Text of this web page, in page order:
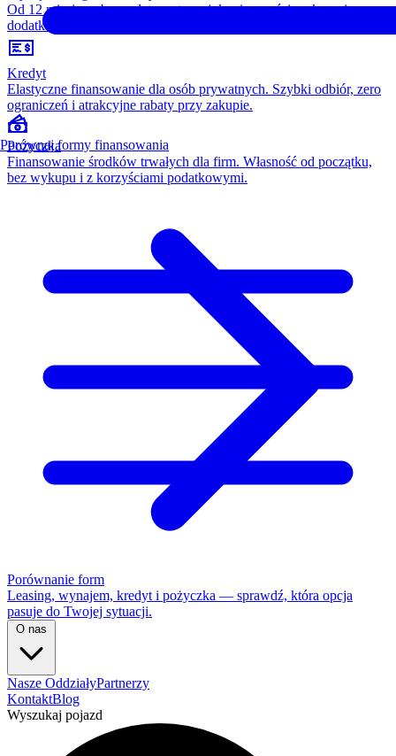
Od 12 miesięcy, bez opłaty wstępnej, konieczności wykupu i
dodatkowych kosztów. Wszystko w cenie raty.
Kredyt
Elastyczne finansowanie dla osób prywatnych. Szybki odbiór, zero
ograniczeń i atrakcyjne rabaty przy zakupie.
Pożyczka
Finansowanie środków trwałych dla firm. Własność od początku,
bez wykupu i z korzyściami podatkowymi.
Porównanie form
Leasing, wynajem, kredyt i pożyczka — sprawdź, która opcja
pasuje do Twojej sytuacji.
O nas
Nasze OddziałyPartnerzy
KontaktBlog
Wyszukaj pojazd
Porównaj formy finansowania